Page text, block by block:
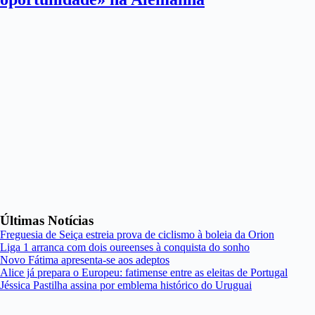
Últimas Notícias
Freguesia de Seiça estreia prova de ciclismo à boleia da Orion
Liga 1 arranca com dois oureenses à conquista do sonho
Novo Fátima apresenta-se aos adeptos
Alice já prepara o Europeu: fatimense entre as eleitas de Portugal
Jéssica Pastilha assina por emblema histórico do Uruguai